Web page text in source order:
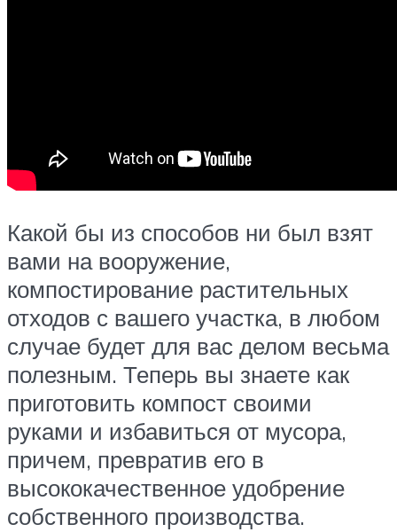
Какой бы из способов ни был взят
вами на вооружение,
компостирование растительных
отходов с вашего участка, в любом
случае будет для вас делом весьма
полезным. Теперь вы знаете как
приготовить компост своими
руками и избавиться от мусора,
причем, превратив его в
высококачественное удобрение
собственного производства.